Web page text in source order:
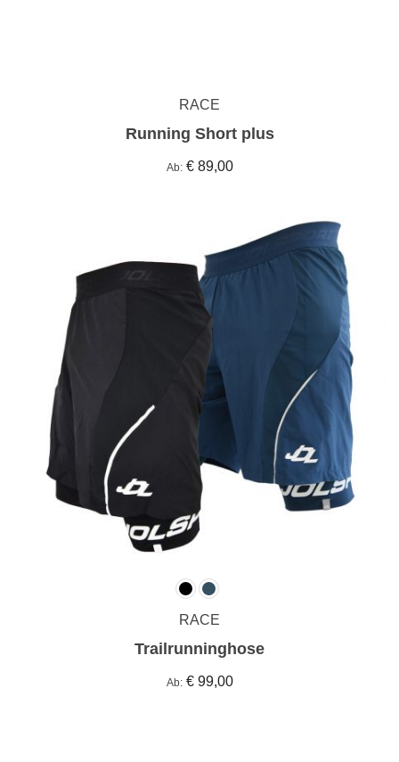
RACE
Running Short plus
Ab € 89,00
RACE
Trailrunninghose
Ab € 99,00